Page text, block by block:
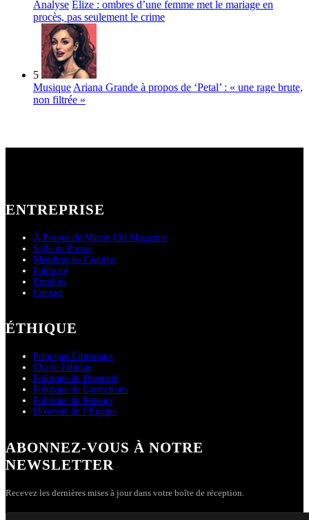
Analyse Elize : ombres d’une femme met le mariage en
procès, pas seulement le crime
5
Musique Ariana Grande à propos de ‘Petal’ : « une rage brute,
non filtrée »
ENTREPRISE
À Propos de Martin Cid Magazine
Salle de Presse
Membres de l’équipe
Publicité
Emplois
Contact
ÉTHIQUE
Principes Éditoriaux
Charte Éthique
Politique de Diversité
Politique de Corrections
Politique de Retours
Diversité de l’Équipe
ABONNEZ-VOUS À NOTRE
NEWSLETTER
Recevez les dernières mises à jour dans votre boîte de réception.